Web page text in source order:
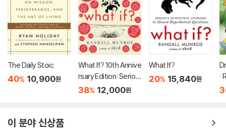
The Daily Stoic
40% 10,900원
What If? 10th Annive
rsary Edition: Seriou
s Scientific Answers
38% 12,000원
What If?
20% 15,840원
:
r
이 분야 신상품